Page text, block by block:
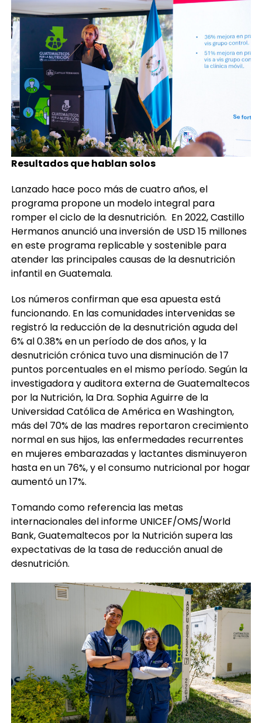
Resultados que hablan solos
Lanzado hace poco más de cuatro años, el
programa propone un modelo integral para
romper el ciclo de la desnutrición. En 2022, Castillo
Hermanos anunció una inversión de USD 15 millones
en este programa replicable y sostenible para
atender las principales causas de la desnutrición
infantil en Guatemala.
Los números confirman que esa apuesta está
funcionando. En las comunidades intervenidas se
registró la reducción de la desnutrición aguda del
6% al 0.38% en un período de dos años, y la
desnutrición crónica tuvo una disminución de 17
puntos porcentuales en el mismo período. Según la
investigadora y auditora externa de Guatemaltecos
por la Nutrición, la Dra. Sophia Aguirre de la
Universidad Católica de América en Washington,
más del 70% de las madres reportaron crecimiento
normal en sus hijos, las enfermedades recurrentes
en mujeres embarazadas y lactantes disminuyeron
hasta en un 76%, y el consumo nutricional por hogar
aumentó un 17%.
Tomando como referencia las metas
internacionales del informe UNICEF/OMS/World
Bank, Guatemaltecos por la Nutrición supera las
expectativas de la tasa de reducción anual de
desnutrición.